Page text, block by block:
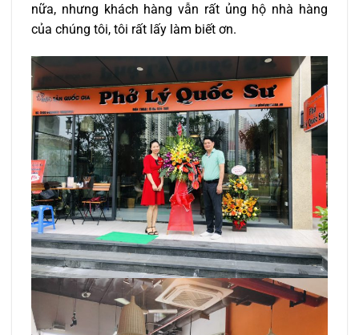
nữa, nhưng khách hàng vẫn rất ủng hộ nhà hàng
của chúng tôi, tôi rất lấy làm biết ơn.